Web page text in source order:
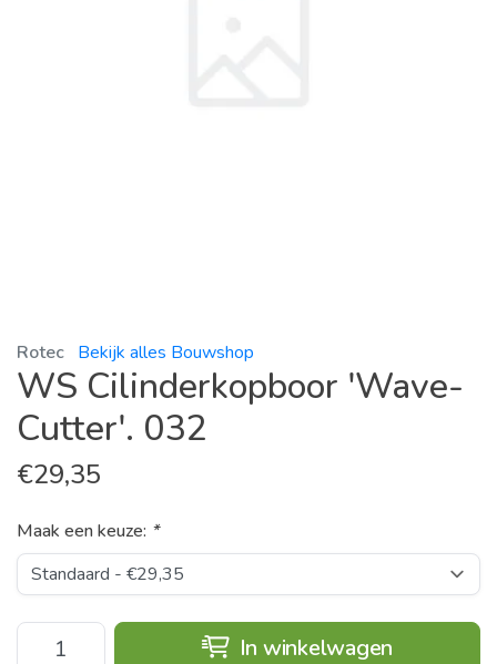
Rotec Bekijk alles Bouwshop
WS Cilinderkopboor 'Wave-
Cutter'. 032
€29,35
Maak een keuze: *
In winkelwagen